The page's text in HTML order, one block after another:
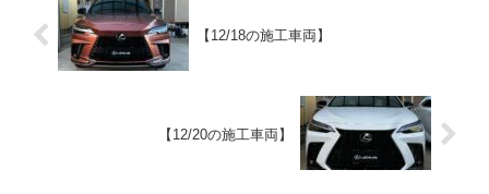
【12/18の施工車両】
【12/20の施工車両】